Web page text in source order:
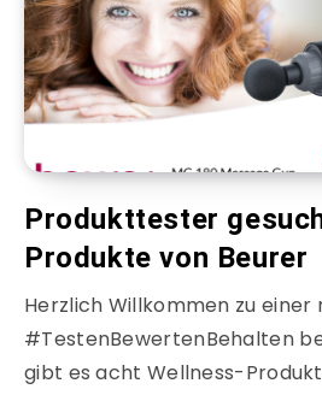
Produkttester
Produkte von Beurer
Herzlich Willkommen zu einer
#TestenBewertenBehalten
gibt es acht Wellness-